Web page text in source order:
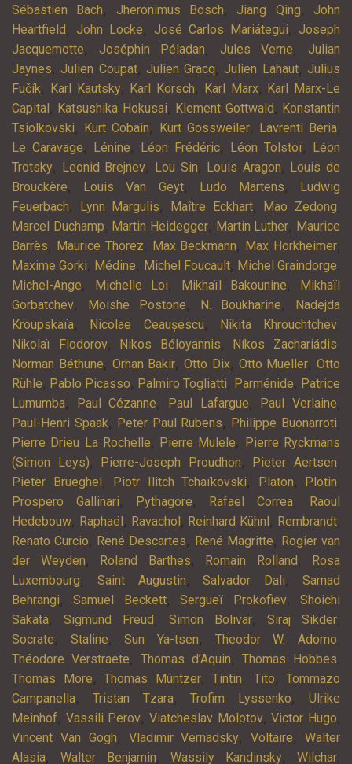
Sébastien Bach, Jheronimus Bosch, Jiang Qing, John
Heartfield , John Locke, José Carlos Mariátegui, Joseph
Jacquemotte, Joséphin Péladan, Jules Verne, Julian
Jaynes, Julien Coupat, Julien Gracq, Julien Lahaut, Julius
Fučík, Karl Kautsky, Karl Korsch, Karl Marx, Karl Marx-Le
Capital , Katsushika Hokusai, Klement Gottwald , Konstantin
Tsiolkovski, Kurt Cobain, Kurt Gossweiler, Lavrenti Beria,
Le Caravage, Lénine, Léon Frédéric, Léon Tolstoï,
Léon
Trotsky, Leonid Brejnev, Lou Sin, Louis Aragon, Louis de
Brouckère, Louis Van Geyt, Ludo Martens,
Ludwig
Feuerbach, Lynn Margulis, Maître Eckhart, Mao Zedong,
Marcel Duchamp, Martin Heidegger, Martin Luther, Maurice
Barrès, Maurice Thorez, Max Beckmann, Max Horkheimer,
Maxime Gorki, Médine, Michel Foucault, Michel Graindorge,
Michel-Ange, Michelle Loi, Mikhaïl Bakounine,
Mikhaïl
Gorbatchev, Moishe Postone, N. Boukharine,
Nadejda
Kroupskaïa, Nicolae Ceaușescu, Nikita Khrouchtchev,
Nikolaï Fiodorov, Nikos Béloyannis, Níkos Zachariádis,
Norman Béthune, Orhan Bakir, Otto Dix, Otto Mueller, Otto
Rühle, Pablo Picasso, Palmiro Togliatti, Parménide, Patrice
Lumumba, Paul Cézanne, Paul Lafargue, Paul Verlaine,
Paul-Henri Spaak, Peter Paul Rubens, Philippe Buonarroti,
Pierre Drieu La Rochelle, Pierre Mulele,
Pierre Ryckmans
(Simon Leys), Pierre-Joseph Proudhon, Pieter Aertsen,
Pieter Brueghel , Piotr Ilitch Tchaïkovski, Platon, Plotin,
Prospero Gallinari, Pythagore, Rafael Correa,
Raoul
Hedebouw, Raphaël , Ravachol , Reinhard Kühnl , Rembrandt,
Renato Curcio, René Descartes, René Magritte, Rogier van
der Weyden, Roland Barthes, Romain Rolland ,
Rosa
Luxembourg, Saint Augustin,Salvador Dali,Samad
Behrangi,Samuel Beckett,Sergueï Prokofiev,Shoichi
Sakata, Sigmund Freud , Simon Bolivar, Siraj Sikder,
Socrate, Staline,Sun Ya-tsen, Theodor W. Adorno,
Théodore Verstraete, Thomas d’Aquin, Thomas Hobbes,
Thomas More, Thomas Müntzer, Tintin, Tito, Tommazo
Campanella, Tristan Tzara,Trofim Lyssenko,Ulrike
Meinhof, Vassili Perov,Viatcheslav Molotov,Victor Hugo,
Vincent Van Gogh, Vladimir Vernadsky,Voltaire,Walter
Alasia, Walter Benjamin,Wassily Kandinsky,Wilchar,